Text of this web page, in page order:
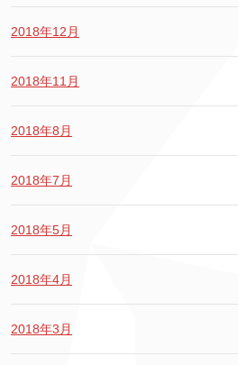
2018年12月
2018年11月
2018年8月
2018年7月
2018年5月
2018年4月
2018年3月